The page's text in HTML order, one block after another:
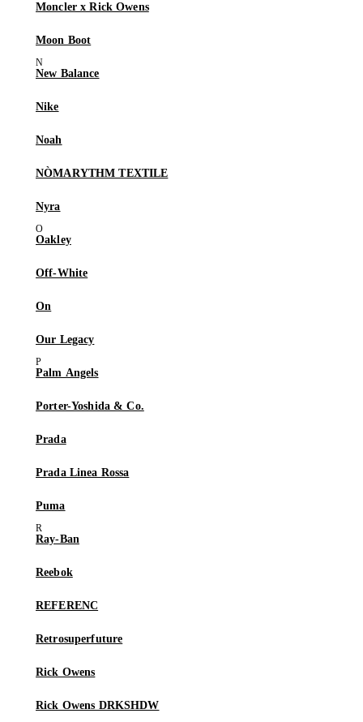
Moncler x Rick Owens
Moon Boot
New Balance
Nike
Noah
NÒMARYTHM TEXTILE
Nyra
Oakley
Off-White
On
Our Legacy
Palm Angels
Porter-Yoshida & Co.
Prada
Prada Linea Rossa
Puma
Ray-Ban
Reebok
REFERENC
Retrosuperfuture
Rick Owens
Rick Owens DRKSHDW